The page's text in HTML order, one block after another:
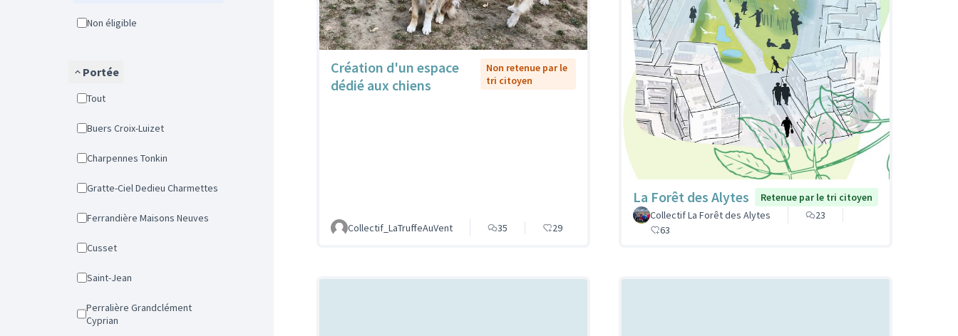
Non éligible
Portée
Tout
Buers Croix-Luizet
Charpennes Tonkin
Gratte-Ciel Dedieu Charmettes
Ferrandière Maisons Neuves
Cusset
Saint-Jean
Perralière Grandclément
Cyprian
Création d'un espace
dédié aux chiens
Non retenue par le
tri citoyen
Collectif_LaTruffeAuVent 35 29
La Forêt des Alytes
Retenue par le tri citoyen
Collectif La Forêt des Alytes
23
63